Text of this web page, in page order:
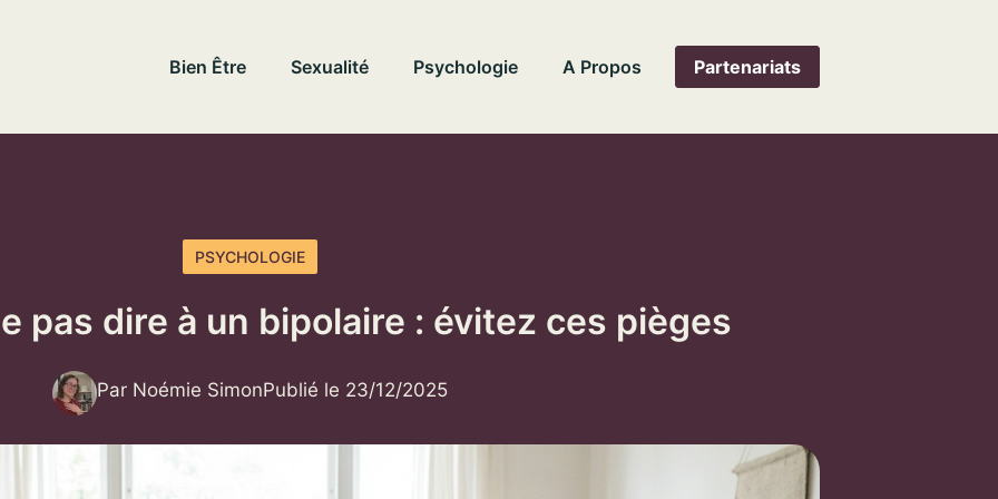
Bien Être Sexualité Psychologie A Propos Partenariats
PSYCHOLOGIE
pas dire à un bipolaire : évitez ces pièges
Par Noémie SimonPublié le 23/12/2025